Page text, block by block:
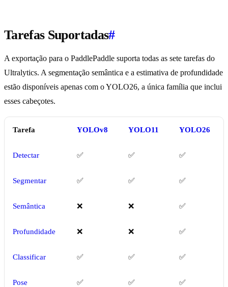
Tarefas Suportadas#
A exportação para o PaddlePaddle suporta todas as sete tarefas do
Ultralytics. A segmentação semântica e a estimativa de profundidade
estão disponíveis apenas com o YOLO26, a única família que inclui
esses cabeçotes.
Tarefa YOLOv8 YOLO11 YOLO26
Detectar ✅ ✅ ✅
Segmentar ✅ ✅ ✅
Semântica ❌ ❌ ✅
Profundidade ❌ ❌ ✅
Classificar ✅ ✅ ✅
Pose ✅ ✅ ✅